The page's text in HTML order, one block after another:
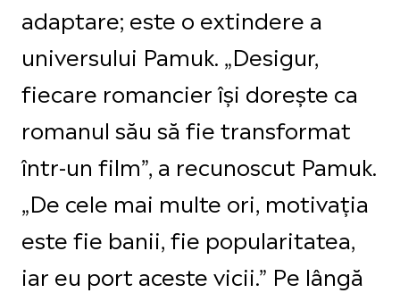
adaptare; este o extindere a
universului Pamuk. „Desigur,
fiecare romancier își dorește ca
romanul său să fie transformat
într-un film”, a recunoscut Pamuk.
„De cele mai multe ori, motivația
este fie banii, fie popularitatea,
iar eu port aceste vicii.” Pe lângă